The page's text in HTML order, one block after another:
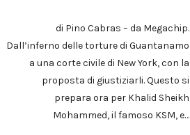
di Pino Cabras – da Megachip.
Dall’inferno delle torture di Guantanamo
a una corte civile di New York, con la
proposta di giustiziarli. Questo si
prepara ora per Khalid Sheikh
Mohammed, il famoso KSM, e…